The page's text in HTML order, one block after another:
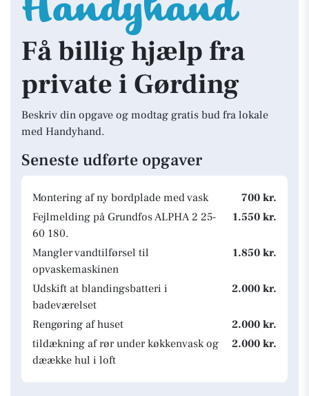
Få billig hjælp fra
private i Gørding
Beskriv din opgave og modtag gratis bud fra lokale
med Handyhand.
Seneste udførte opgaver
Montering af ny bordplade med vask
700 kr.
Fejlmelding på Grundfos ALPHA 2 25-
60 180.
1.550 kr.
Mangler vandtilførsel til
opvaskemaskinen
1.850 kr.
Udskift at blandingsbatteri i
badeværelset
2.000 kr.
Rengøring af huset
2.000 kr.
tildækning af rør under køkkenvask og
dæække hul i loft
2.000 kr.